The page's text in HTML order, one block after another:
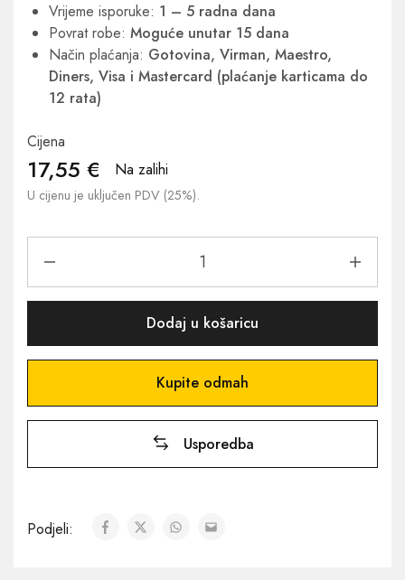
Vrijeme isporuke: 1 – 5 radna dana
Povrat robe: Moguće unutar 15 dana
Način plaćanja: Gotovina, Virman, Maestro,
Diners, Visa i Mastercard (plaćanje karticama do
12 rata)
Cijena
17,55 € Na zalihi
U cijenu je uključen PDV (25%).
Dodaj u košaricu
Kupite odmah
Usporedba
Podjeli: